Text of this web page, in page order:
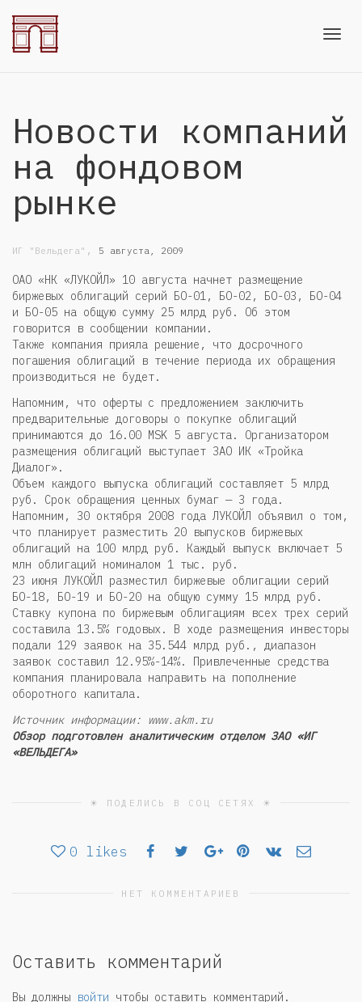
Новости компаний
на фондовом
рынке
ИГ "Вельдега" , 5 августа, 2009
ОАО «НК «ЛУКОЙЛ» 10 августа начнет размещение
биржевых облигаций серий БО-01, БО-02, БО-03, БО-04
и БО-05 на общую сумму 25 млрд руб. Об этом
говорится в сообщении компании.
Также компания прияла решение, что досрочного
погашения облигаций в течение периода их обращения
производиться не будет.
Напомним, что оферты с предложением заключить
предварительные договоры о покупке облигаций
принимаются до 16.00 MSK 5 августа. Организатором
размещения облигаций выступает ЗАО ИК «Тройка
Диалог».
Объем каждого выпуска облигаций составляет 5 млрд
руб. Срок обращения ценных бумаг — 3 года.
Напомним, 30 октября 2008 года ЛУКОЙЛ объявил о том,
что планирует разместить 20 выпусков биржевых
облигаций на 100 млрд руб. Каждый выпуск включает 5
млн облигаций номиналом 1 тыс. руб.
23 июня ЛУКОЙЛ разместил биржевые облигации серий
БО-18, БО-19 и БО-20 на общую сумму 15 млрд руб.
Ставку купона по биржевым облигациям всех трех серий
составила 13.5% годовых. В ходе размещения инвесторы
подали 129 заявок на 35.544 млрд руб., диапазон
заявок составил 12.95%-14%. Привлеченные средства
компания планировала направить на пополнение
оборотного капитала.
Источник информации: www.akm.ru
Обзор подготовлен аналитическим отделом ЗАО «ИГ
«ВЕЛЬДЕГА»
☀ ПОДЕЛИСЬ В СОЦ СЕТЯХ ☀
0 likes
НЕТ КОММЕНТАРИЕВ
Оставить комментарий
Вы должны войти чтобы оставить комментарий.